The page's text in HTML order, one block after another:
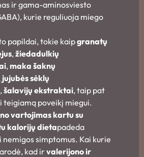
ir gama-aminosviesto
kurie reguliuoja miego
papildai, tokie kaipgranatų
, žiedadulkių
, maka šaknų
jujubės sėklų
, šalavijų ekstraktai, taip pat
teigiamą poveikį miegui.
vartojimas kartu su
kalorijų dietapadeda
nemigos simptomus. Kai kurie
kad irvalerijono ir